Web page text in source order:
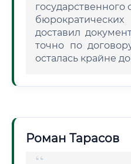
доставил
точно по
осталась крайне
Роман Тарасов